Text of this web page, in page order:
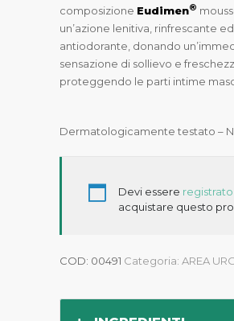
composizione Eudimen®
un’azione lenitiva, rinfrescante ed
antiodorante, donando
sensazione di sollievo e
proteggendo le parti intime
Dermatologicamente testato –
Devi essere registrato
acquistare questo
COD: 00491 Categoria: AREA